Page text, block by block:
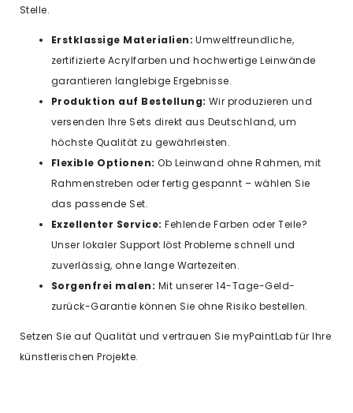
Stelle.
Erstklassige Materialien: Umweltfreundliche,
zertifizierte Acrylfarben und hochwertige Leinwände
garantieren langlebige Ergebnisse.
Produktion auf Bestellung: Wir produzieren und
versenden Ihre Sets direkt aus Deutschland, um
höchste Qualität zu gewährleisten.
Flexible Optionen: Ob Leinwand ohne Rahmen, mit
Rahmenstreben oder fertig gespannt – wählen Sie
das passende Set.
Exzellenter Service: Fehlende Farben oder Teile?
Unser lokaler Support löst Probleme schnell und
zuverlässig, ohne lange Wartezeiten.
Sorgenfrei malen: Mit unserer 14-Tage-Geld-
zurück-Garantie können Sie ohne Risiko bestellen.
Setzen Sie auf Qualität und vertrauen Sie myPaintLab für Ihre
künstlerischen Projekte.